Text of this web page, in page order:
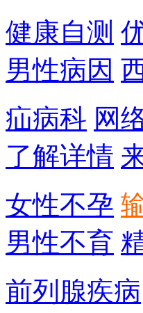
健康自测
男性病因
疝病科 网
了解详情
女性不孕
男性不育
前列腺疾病